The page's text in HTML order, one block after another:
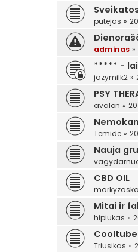
putejas »
adminas »
***** -
jazymilk2 »
PSY
avalon »
Temidė »
Nauja
CBD OIL
Mitai ir
hipiukas »
Triusikas »